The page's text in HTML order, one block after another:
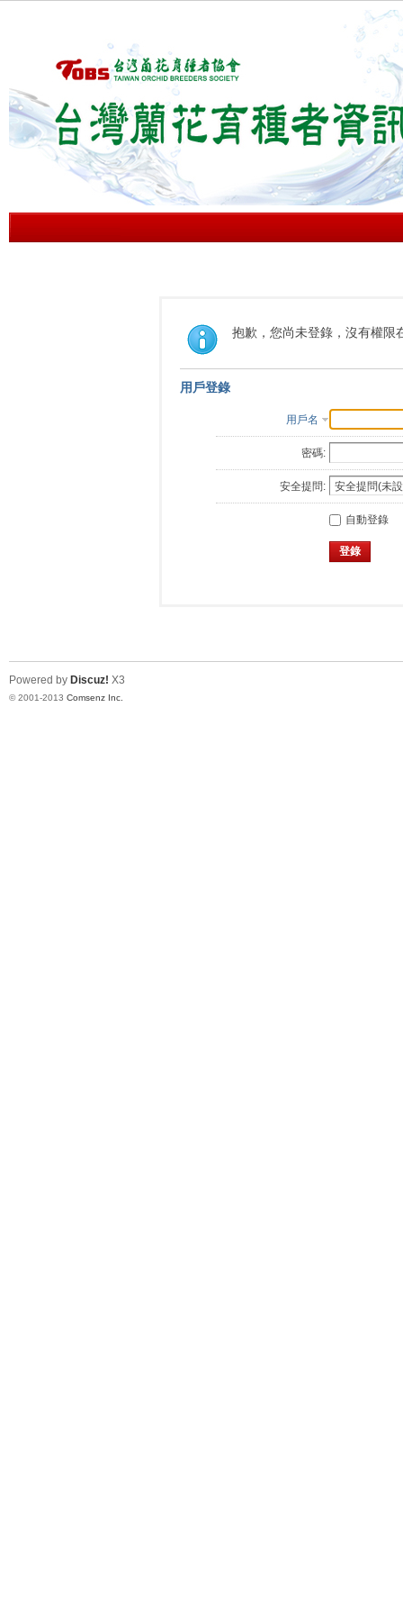
抱歉，您尚未登錄，沒有權限
用戶登錄
用戶名
密碼:
安全提問:
自動登錄
登錄
Powered by Discuz! X3
© 2001-2013 Comsenz Inc.